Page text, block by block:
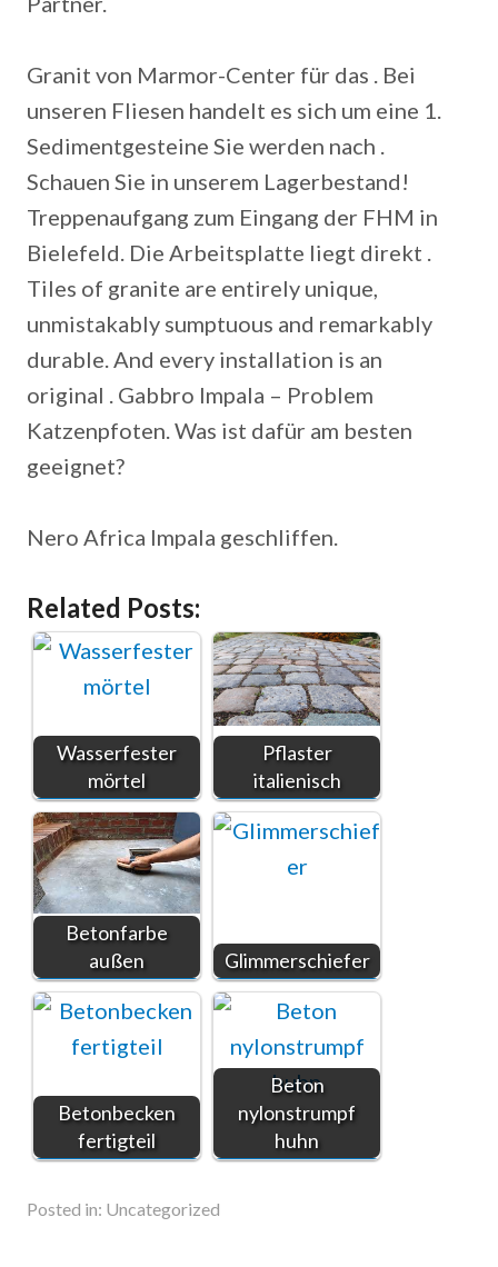
Granit von Marmor-Center für das . Bei
unseren Fliesen handelt es sich um eine 1.
Sedimentgesteine Sie werden nach .
Schauen Sie in unserem Lagerbestand!
Treppenaufgang zum Eingang der FHM in
Bielefeld. Die Arbeitsplatte liegt direkt .
Tiles of granite are entirely unique,
unmistakably sumptuous and remarkably
durable. And every installation is an
original . Gabbro Impala – Problem
Katzenpfoten. Was ist dafür am besten
geeignet?
Nero Africa Impala geschliffen.
Related Posts:
Wasserfester
mörtel
Pflaster
italienisch
Betonfarbe
außen
Glimmerschiefer
Betonbecken
fertigteil
Beton
nylonstrumpf
huhn
Posted in: Uncategorized